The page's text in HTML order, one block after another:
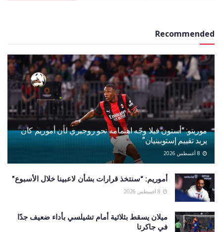
Recommended
موريتو: “أستون فيلا وجّه اهتمامه نحو روجيري لأن أموريم كان
يريد تقييم إستوبينيان”
أموريم: “سنتخذ قرارات بشأن لاعبينا خلال الأسبوع”
ميلان يسقط بثلاثية أمام تشيلسي بأداء ضعيف جدًا
في جاكرتا